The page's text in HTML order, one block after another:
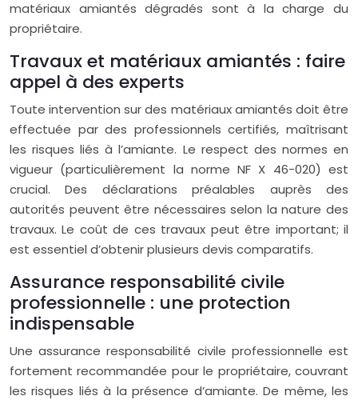
matériaux amiantés dégradés sont à la charge du
propriétaire.
Travaux et matériaux amiantés : faire
appel à des experts
Toute intervention sur des matériaux amiantés doit être
effectuée par des professionnels certifiés, maîtrisant
les risques liés à l’amiante. Le respect des normes en
vigueur (particulièrement la norme NF X 46-020) est
crucial. Des déclarations préalables auprès des
autorités peuvent être nécessaires selon la nature des
travaux. Le coût de ces travaux peut être important; il
est essentiel d’obtenir plusieurs devis comparatifs.
Assurance responsabilité civile
professionnelle : une protection
indispensable
Une assurance responsabilité civile professionnelle est
fortement recommandée pour le propriétaire, couvrant
les risques liés à la présence d’amiante. De même, les